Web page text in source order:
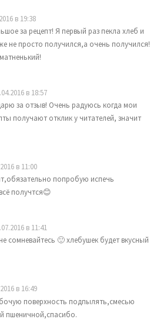
в 19:38
за рецепт! Я первый раз пекла хлеб и
не просто получился,а очень получился!
в 18:57
за отзыв! Очень радуюсь когда мои
получают отклик у читателей, значит
в 11:00
попробую испечь
получтся😊
в 11:41
сомневайтесь 🙂 хлебушек будет вкусный
в 16:49
поверхность подпылять,смесью
пшеничной,спасибо.